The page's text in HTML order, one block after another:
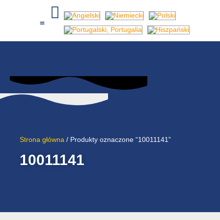
Strona główna / Produkty oznaczone “10011141”
10011141